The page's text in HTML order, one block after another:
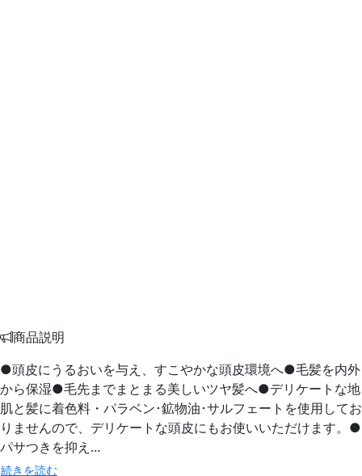
商品説明
●頭皮にうるおいを与え、すこやかな頭皮環境へ●毛髪を内外
から保湿●毛先までまとまる美しいツヤ髪へ●デリケートな地
肌と髪に着色料・パラベン･鉱物油･サルフェートを使用してお
りませんので、デリケートな頭皮にもお使いいただけます。●
パサつきを抑え…
続きを読む